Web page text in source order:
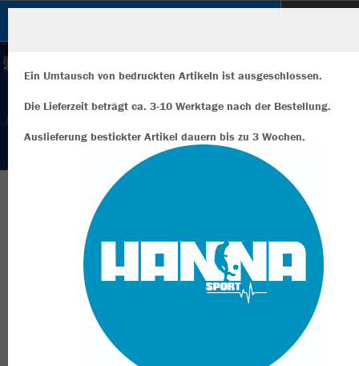
SuS 09 e.V. Dinslaken Shop
Farbe
Ein Umtausch von bedruckten Artikeln ist ausgeschlossen.
Die Lieferzeit beträgt ca. 3-10 Werktage nach der Bestellung.
Auslieferung bestickter Artikel dauern bis zu 3 Wochen.
Wir verwenden Cookies
Durch die Analyse der Besucherdaten können wir dir personalisierte
Inhalte anzeigen und unsere Website verbessern. Weitere
zu den Cookies findest Du in den Einstellungen.
Alle ablehnen
mehr Infos